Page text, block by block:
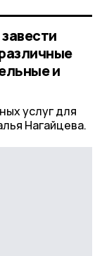
и
услуг для
Нагайцева.